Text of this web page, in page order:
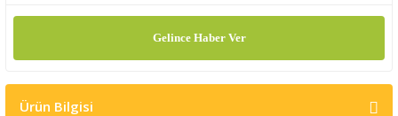
Gelince Haber Ver
Ürün Bilgisi